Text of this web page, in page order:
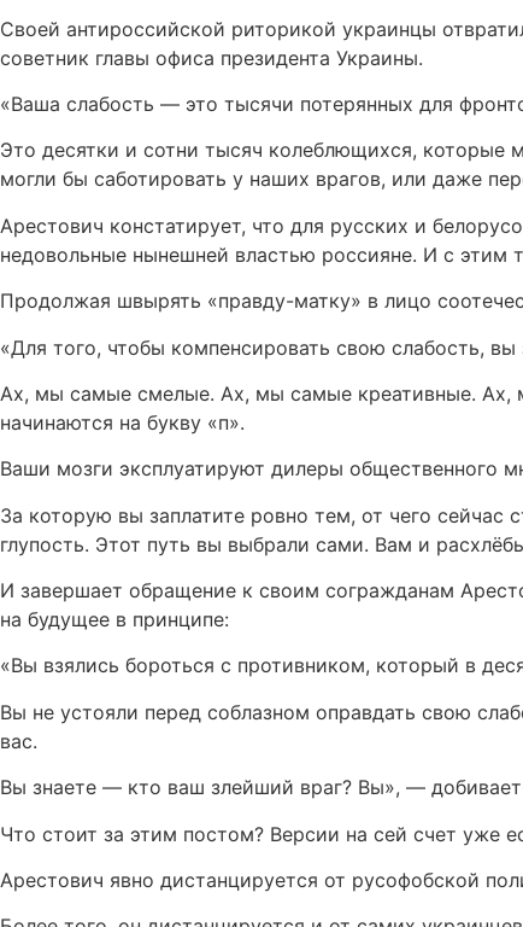
Своей антироссийской риторикой украинцы
советник главы офиса президента Украины.
«Ваша слабость — это тысячи потерянных для
Это десятки и сотни тысяч колеблющихся, которые
могли бы саботировать у наших врагов, или даже
Арестович констатирует, что для русских и
недовольные нынешней властью россияне. И с этим
Продолжая швырять «правду-матку» в лицо
«Для того, чтобы компенсировать свою слабость,
Ах, мы самые смелые. Ах, мы самые креативные. Ах,
начинаются на букву «п».
Ваши мозги эксплуатируют дилеры общественного
За которую вы заплатите ровно тем, от чего
глупость. Этот путь вы выбрали сами. Вам и
И завершает обращение к своим согражданам
на будущее в принципе:
«Вы взялись бороться с противником, который в
Вы не устояли перед соблазном оправдать свою
вас.
Вы знаете — кто ваш злейший враг? Вы», —
Что стоит за этим постом? Версии на сей счет уже
Арестович явно дистанцируется от русофобской